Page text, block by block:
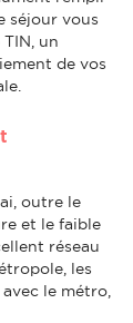
séjour vous
un
de vos
outre le
et le faible
réseau
les
le métro,